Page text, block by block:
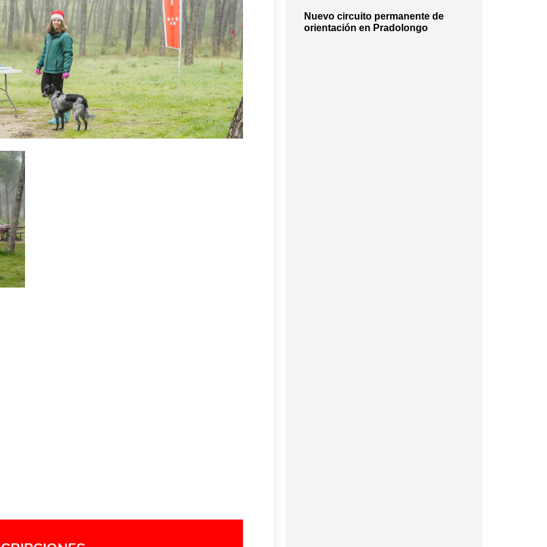
Nuevo circuito permanente de
orientación en Pradolongo